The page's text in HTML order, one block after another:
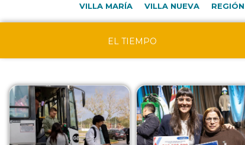
VILLA MARÍA VILLA NUEVA REGIÓN
EL TIEMPO